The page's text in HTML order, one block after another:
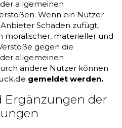
allgemeinen
Wenn ein Nutzer
Schaden zufügt,
moralischer, materieller und
gegen die
allgemeinen
andere Nutzer können
gemeldet werden.
der